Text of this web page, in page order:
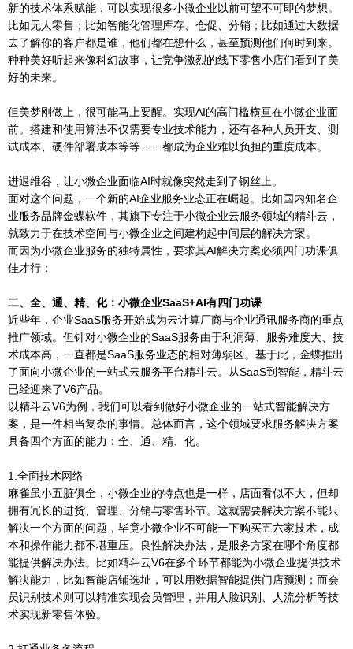
新的技术体系赋能，可以实现很多小微企业以前可望不可即的梦想。
比如无人零售；比如智能化管理库存、仓促、分销；比如通过大数据
去了解你的客户都是谁，他们都在想什么，甚至预测他们何时到来。
种种美好听起来像科幻故事，让竞争激烈的线下零售小店们看到了美
好的未来。
但美梦刚做上，很可能马上要醒。实现AI的高门槛横亘在小微企业面
前。搭建和使用算法不仅需要专业技术能力，还有各种人员开支、测
试成本、硬件部署成本等等……都成为企业难以负担的重度成本。
进退维谷，让小微企业面临AI时就像突然走到了钢丝上。
面对这个问题，一个新的AI企业服务业态正在崛起。比如国内知名企
业服务品牌金蝶软件，其旗下专注于小微企业云服务领域的精斗云，
就致力于在技术空间与小微企业之间建构起中间层的解决方案。
而因为小微企业服务的独特属性，要求其AI解决方案必须四门功课俱
佳才行：
二、全、通、精、化：小微企业SaaS+AI有四门功课
近些年，企业SaaS服务开始成为云计算厂商与企业通讯服务商的重点
推广领域。但针对小微企业的SaaS服务由于利润薄、服务难度大、技
术成本高，一直都是SaaS服务业态的相对薄弱区。基于此，金蝶推出
了面向小微企业的一站式云服务平台精斗云。从SaaS到智能，精斗云
已经迎来了V6产品。
以精斗云V6为例，我们可以看到做好小微企业的一站式智能解决方
案，是一件相当复杂的事情。总体而言，这个领域要求服务解决方案
具备四个方面的能力：全、通、精、化。
1.全面技术网络
麻雀虽小五脏俱全，小微企业的特点也是一样，店面看似不大，但却
拥有冗长的进货、管理、分销与零售环节。这就需要解决方案不能只
解决一个方面的问题，毕竟小微企业不可能一下购买五六家技术，成
本和操作能力都不堪重压。良性解决办法，是服务方案在哪个角度都
能提供解决办法。比如精斗云V6在多个环节都能为小微企业提供技术
解决能力，比如智能店铺选址，可以用数据智能提供门店预测；而会
员识别技术则可以精准实现会员管理，并用人脸识别、人流分析等技
术实现新零售体验。